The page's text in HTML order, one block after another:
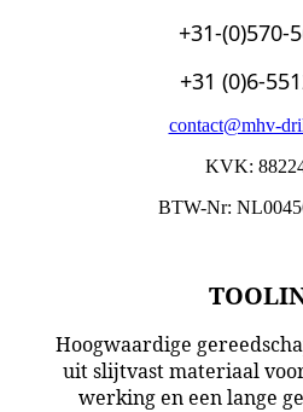
+31-(0)570-
+31 (0)6-
contact@mhv-
KVK:
BTW-Nr:
Hoogwaardige
uit slijtvast materiaal
werking en een lange